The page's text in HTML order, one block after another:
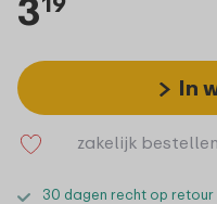
3
In
zakelijk bestellen
30 dagen recht op retour